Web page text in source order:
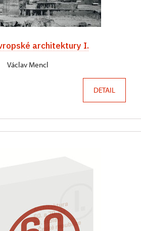
architektury I.
Václav Mencl
DETAIL